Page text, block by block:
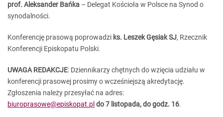
prof. Aleksander Bańka – Delegat Kościoła w Polsce na Synod o
synodalności.
Konferencję prasową poprowadzi ks. Leszek Gęsiak SJ, Rzecznik
Konferencji Episkopatu Polski.
UWAGA REDAKCJE: Dziennikarzy chętnych do wzięcia udziału w
konferencji prasowej prosimy o wcześniejszą akredytację.
Zgłoszenia należy przesyłać na adres:
biuroprasowe@episkopat.pl do 7 listopada, do godz. 16.